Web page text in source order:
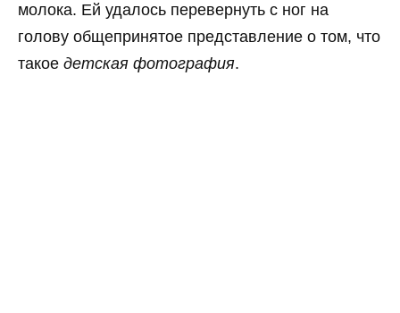
молока. Ей удалось перевернуть с ног на
голову общепринятое представление о том, что
такое детская фотография.